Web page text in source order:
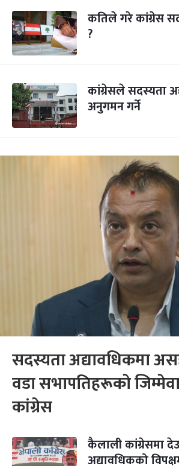
कतिले गरे कांग्रेस
?
कांग्रेसले सदस्यता
अनुगमन गर्ने
सदस्यता अद्यावधिकमा
वडा सभापतिहरूको
कांग्रेस
कैलाली कांग्रेसमा
अद्यावधिकको